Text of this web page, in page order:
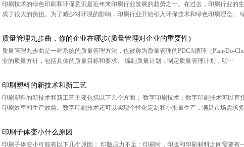
印刷技术的绿色印刷和环保意识是近年来印刷行业发展的趋势之一。在过去，印刷行业的
成了很大的负担。为了减少对环境的影响，印刷行业开始引入环保技术和绿色印刷理念。
质量管理九步曲，你的企业在哪步(质量管理对企业的重要性)
质量管理九步曲是一种系统的质量管理方法，也被称为质量管理的PDCA循环（Plan-Do-
业的质量方针，包括具体的质量目标和要求。 编制质量计划：制定质量管理计划，明···
印刷塑料的新技术和新工艺
印刷塑料的新技术和新工艺主要包括以下几个方面： 数字印刷技术：数字印刷技术可以
印刷效率和生产效益。数字印刷技术还可以实现个性化定制和小批量生产，满足市场需求多
印刷子体变小什么原因
印刷子体变小可能有以下几个原因： 印版压力不足：印刷时，印版和印刷材料之间需要